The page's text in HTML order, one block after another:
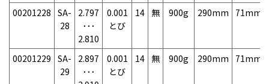
00201228 SA-
28
2.797
･･･
2.810
0.001
とび
14 無 900g 290mm 71mm
00201229 SA-
29
2.897
･･･
0.001
とび
14 無 900g 290mm 71mm